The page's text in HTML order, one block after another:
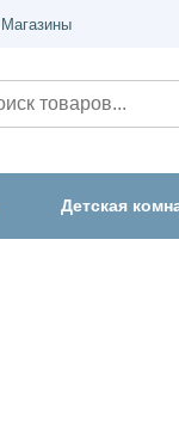
Магазины
Детская